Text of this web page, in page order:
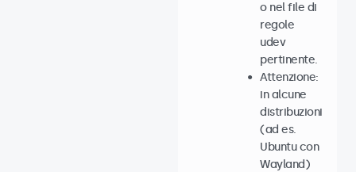
o nel file di
regole
udev
pertinente.
Attenzione:
in alcune
distribuzioni
(ad es.
Ubuntu con
Wayland)